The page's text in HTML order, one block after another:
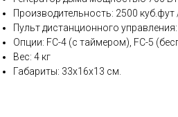
Производительность: 2500
Пульт дистанционного
Опции: FC-4 (с таймером), FC-5
Вес: 4 кг
Габариты: 33х16х13 см.